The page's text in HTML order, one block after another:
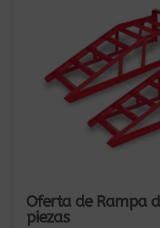
Oferta de Rampa
piezas